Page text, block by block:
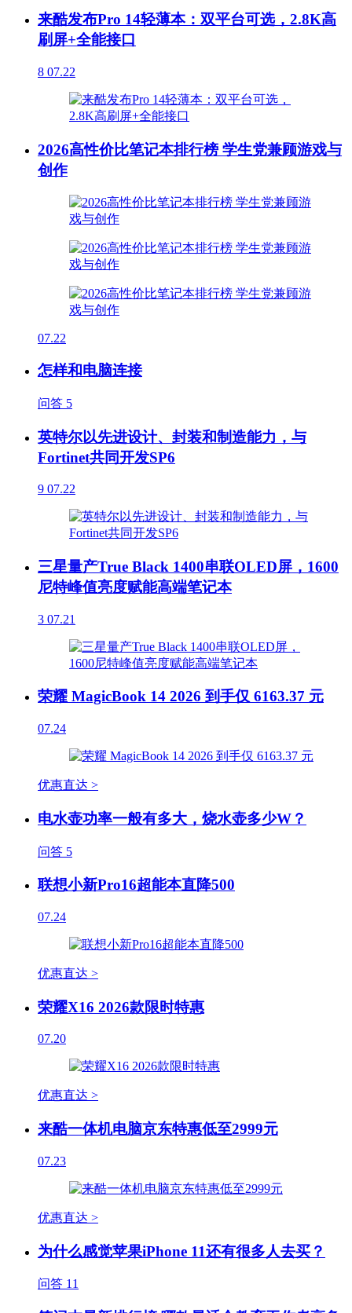
来酷发布Pro 14轻薄本：双平台可选，2.8K高
刷屏+全能接口
8 07.22
2026高性价比笔记本排行榜 学生党兼顾游戏与
创作
07.22
怎样和电脑连接
问答 5
英特尔以先进设计、封装和制造能力，与
Fortinet共同开发SP6
9 07.22
三星量产True Black 1400串联OLED屏，1600
尼特峰值亮度赋能高端笔记本
3 07.21
荣耀 MagicBook 14 2026 到手仅 6163.37 元
07.24
优惠直达 >
电水壶功率一般有多大，烧水壶多少W？
问答 5
联想小新Pro16超能本直降500
07.24
优惠直达 >
荣耀X16 2026款限时特惠
07.20
优惠直达 >
来酷一体机电脑京东特惠低至2999元
07.23
优惠直达 >
为什么感觉苹果iPhone 11还有很多人去买？
问答 11